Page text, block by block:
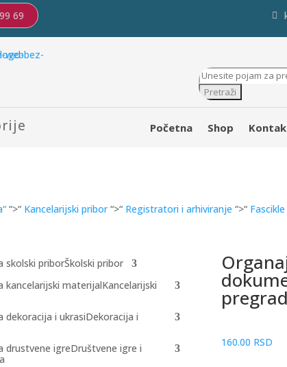
69
Products
search
Pretraži
Početna Shop
“>“ Kancelarijski pribor“>“ Registratori i arhiviranje “>“ Fascikle
Školski pribor
Kancelarijski
Dekoracija i
Društvene igre i
160.00 RSD